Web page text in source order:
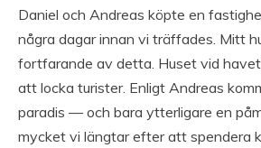
Daniel och Andreas köpte en
några dagar innan vi träffades. Mitt
fortfarande av detta. Huset vid
att locka turister. Enligt Andreas
paradis — och bara ytterligare en
mycket vi längtar efter att spendera